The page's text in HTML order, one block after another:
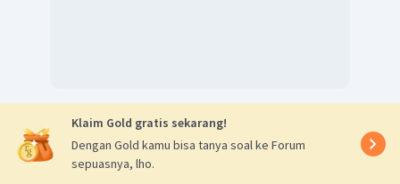
Klaim Gold gratis sekarang!
Dengan Gold kamu bisa tanya soal ke Forum
sepuasnya, lho.